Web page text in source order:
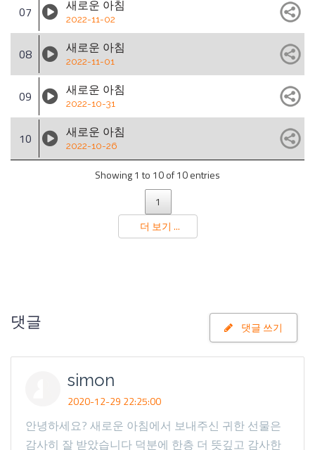
07 새로운 아침
2022-11-02
08 새로운 아침
2022-11-01
09 새로운 아침
2022-10-31
10 새로운 아침
2022-10-26
Showing 1 to 10 of 10 entries
1
더 보기 ...
댓글 댓글 쓰기
simon
2020-12-29 22:25:00
안녕하세요? 새로운 아침에서 보내주신 귀한 선물은
감사히 잘 받았습니다 덕분에 한층 더 뜻깊고 감사한